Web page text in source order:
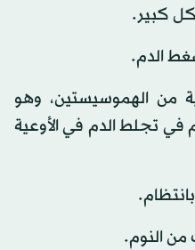
كبير.
من الهموسيستين، وهو
تجلط الدم في الأوعية